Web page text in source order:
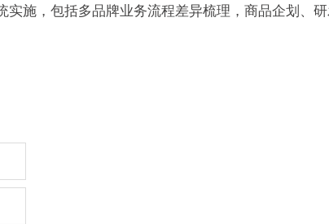
施，包括多品牌业务流程差异梳理，商品企划、